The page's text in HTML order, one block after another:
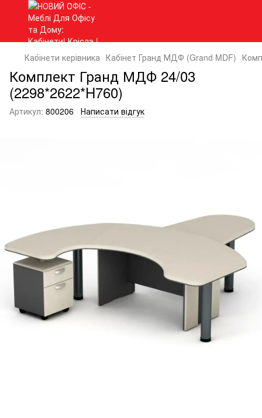
Кабінети керівника Кабінет Гранд МДФ (Grand MDF)
Комплект Гранд МДФ 24/03
(2298*2622*H760)
Артикул: 800206 Написати відгук